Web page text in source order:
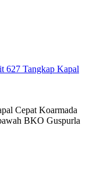
627 Tangkap Kapal
Cepat Koarmada
BKO Guspurla